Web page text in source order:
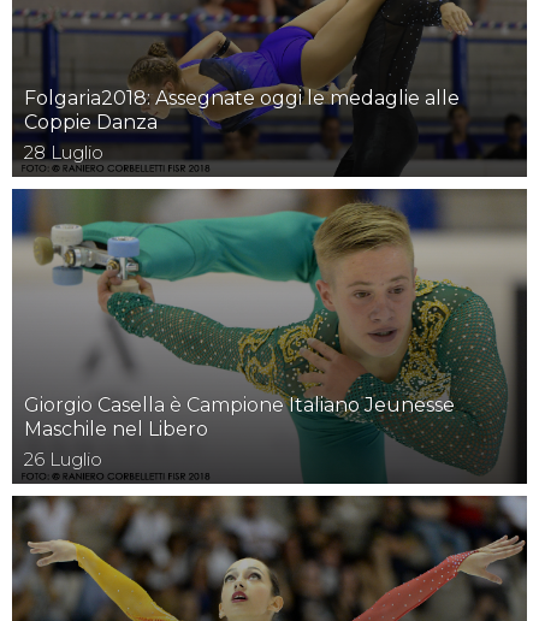
Folgaria2018: Assegnate oggi le medaglie alle
Coppie Danza
28 Luglio
Giorgio Casella è Campione Italiano Jeunesse
Maschile nel Libero
26 Luglio